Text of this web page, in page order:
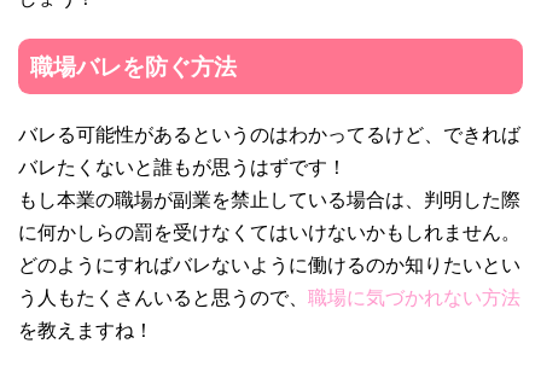
職場バレを防ぐ方法
バレる可能性があるというのはわかってるけど、できれば
バレたくないと誰もが思うはずです！
もし本業の職場が副業を禁止している場合は、判明した際
に何かしらの罰を受けなくてはいけないかもしれません。
どのようにすればバレないように働けるのか知りたいとい
う人もたくさんいると思うので、 職場に気づかれない方法
を教えますね！